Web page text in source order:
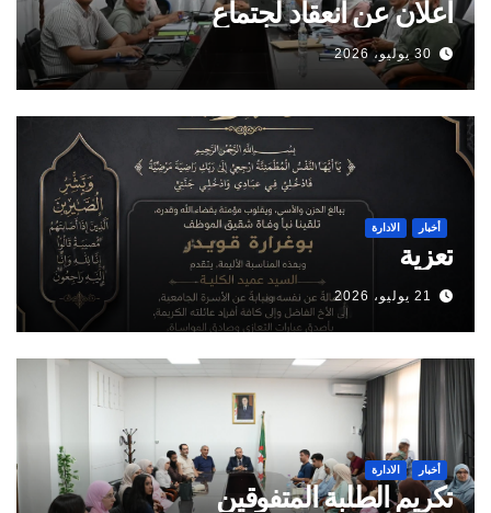
اعلان عن انعقاد لجتماع
30 يوليو، 2026
أخبار الادارة
تعزية
21 يوليو، 2026
أخبار الادارة
تكريم الطلبة المتفوقين